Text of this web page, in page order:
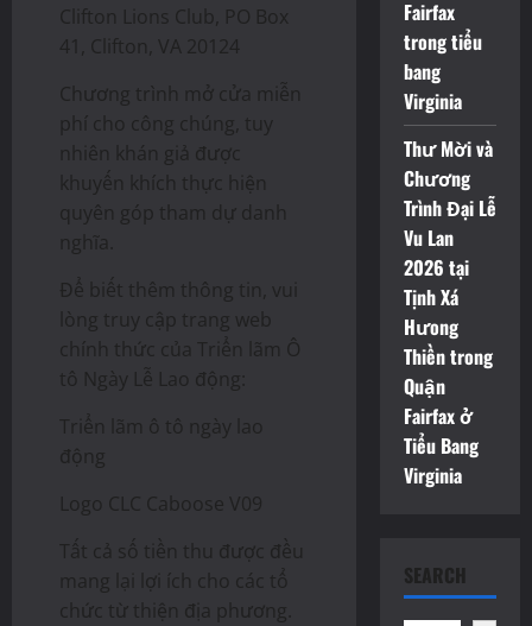
Clifton Lions Club, PO Box
41, Clifton, VA 20124
Chương trình mở cửa miễn
phí cho công chúng, tuy
nhiên khán giả được
khuyến khích thực hiện
quyên góp tham dự danh
nghĩa.
Để biết thêm thông tin, vui
lòng truy cập trang web
chính thức của Triển lãm Ô
tô Ngày Lễ Lao động:
Triển lãm ô tô ngày lao
động
Logo CLC Caboose V09
Tất cả số tiền thu được đều
mang lại lợi ích cho các tổ
chức từ thiện địa phương.
Fairfax
trong tiểu
bang
Virginia
Thư Mời và
Chương
Trình Đại Lễ
Vu Lan
2026 tại
Tịnh Xá
Hưong
Thiền trong
Quận
Fairfax ở
Tiểu Bang
Virginia
SEARCH